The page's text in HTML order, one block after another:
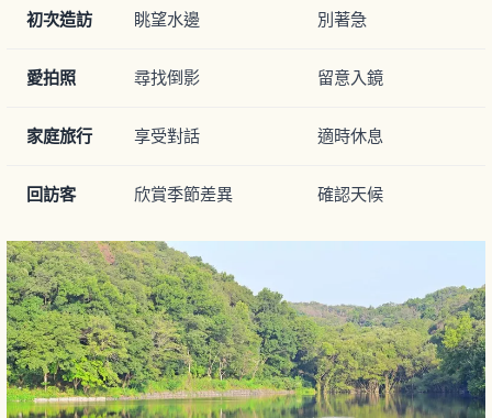
初次造訪 眺望水邊 別著急
愛拍照 尋找倒影 留意入鏡
家庭旅行 享受對話 適時休息
回訪客 欣賞季節差異 確認天候